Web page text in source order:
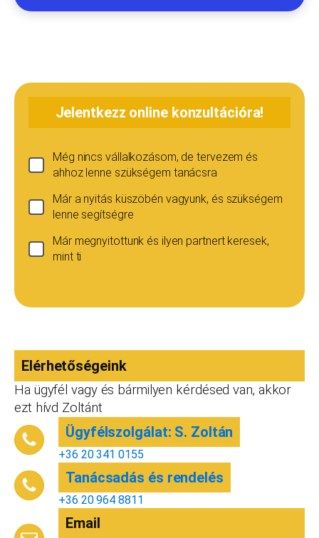
Jelentkezz online konzultációra!
Még nincs vállalkozásom, de tervezem és
ahhoz lenne szükségem tanácsra
Már a nyitás küszöbén vagyunk, és szükségem
lenne segítségre
Már megnyitottunk és ilyen partnert keresek,
mint ti
vállalkozást, ezt az összeget le tudjuk vonni a
dokumentációk, engedélyek árából így végül
is, ha nyitsz valamit, a konzultáció díjmentes.
Telefonszám
Email cím*
Elérhetőségeink
Ha ügyfél vagy és bármilyen kérdésed van, akkor
ezt hívd Zoltánt
Ügyfélszolgálat: S. Zoltán
+36 20 341 0155
Tanácsadás és rendelés
+36 20 964 8811
Email